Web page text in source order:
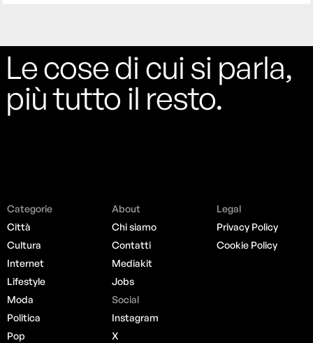
Le cose di cui si parla,
più tutto il resto.
Categorie
Città
Cultura
Internet
Lifestyle
Moda
Politica
Pop
About
Chi siamo
Contatti
Mediakit
Jobs
Social
Instagram
X
Legal
Privacy Policy
Cookie Policy